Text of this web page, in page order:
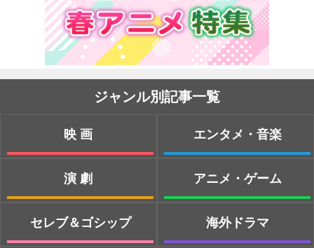
ジャンル別記事一覧
映画
演劇
セレブ＆ゴシップ
エンタメ・音楽
アニメ・ゲーム
海外ドラマ